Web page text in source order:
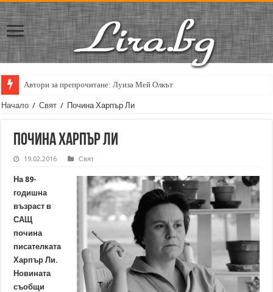
Автори за препрочитане: Луиза Мей Олкът
Начало / Свят / Почина Харпър Ли
Почина Харпър Ли
19.02.2016 Свят
На 89-
годишна
възраст в
САЩ
почина
писателката
Харпър Ли.
Новината
съобщи